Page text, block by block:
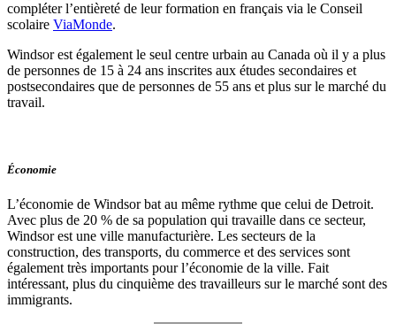
compléter l’entièreté de leur formation en français via le Conseil
scolaire ViaMonde.
Windsor est également le seul centre urbain au Canada où il y a plus
de personnes de 15 à 24 ans inscrites aux études secondaires et
postsecondaires que de personnes de 55 ans et plus sur le marché du
travail.
Économie
L’économie de Windsor bat au même rythme que celui de Detroit.
Avec plus de 20 % de sa population qui travaille dans ce secteur,
Windsor est une ville manufacturière. Les secteurs de la
construction, des transports, du commerce et des services sont
également très importants pour l’économie de la ville. Fait
intéressant, plus du cinquième des travailleurs sur le marché sont des
immigrants.